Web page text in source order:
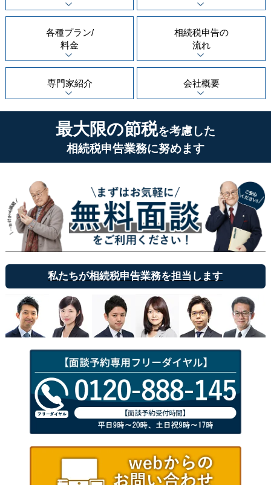
各種プラン/
料金
相続税申告の
流れ
専門家紹介 会社概要
最大限の節税を考慮した
相続税申告業務に努めます
私たちが相続税申告業務を担当します